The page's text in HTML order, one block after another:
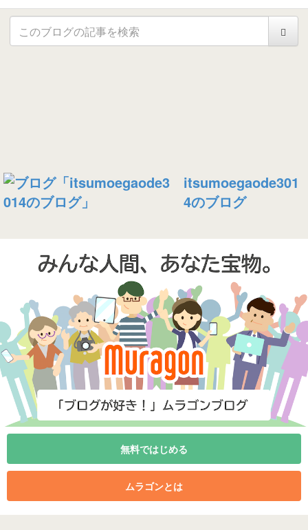
itsumoegaode301
4のブログ
無料ではじめる
ムラゴンとは